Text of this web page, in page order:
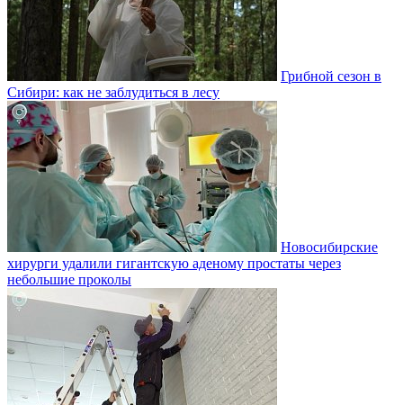
Грибной сезон в
Сибири: как не заблудиться в лесу
Новосибирские
хирурги удалили гигантскую аденому простаты через
небольшие проколы